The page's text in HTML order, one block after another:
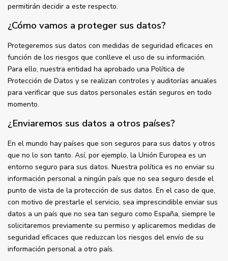
permitirán decidir a este respecto.
¿Cómo vamos a proteger sus datos?
Protegeremos sus datos con medidas de seguridad eficaces en
función de los riesgos que conlleve el uso de su información.
Para ello, nuestra entidad ha aprobado una Política de
Protección de Datos y se realizan controles y auditorías anuales
para verificar que sus datos personales están seguros en todo
momento.
¿Enviaremos sus datos a otros países?
En el mundo hay países que son seguros para sus datos y otros
que no lo son tanto. Así, por ejemplo, la Unión Europea es un
entorno seguro para sus datos. Nuestra política es no enviar su
información personal a ningún país que no sea seguro desde el
punto de vista de la protección de sus datos. En el caso de que,
con motivo de prestarle el servicio, sea imprescindible enviar sus
datos a un país que no sea tan seguro como España, siempre le
solicitaremos previamente su permiso y aplicaremos medidas de
seguridad eficaces que reduzcan los riesgos del envío de su
información personal a otro país.